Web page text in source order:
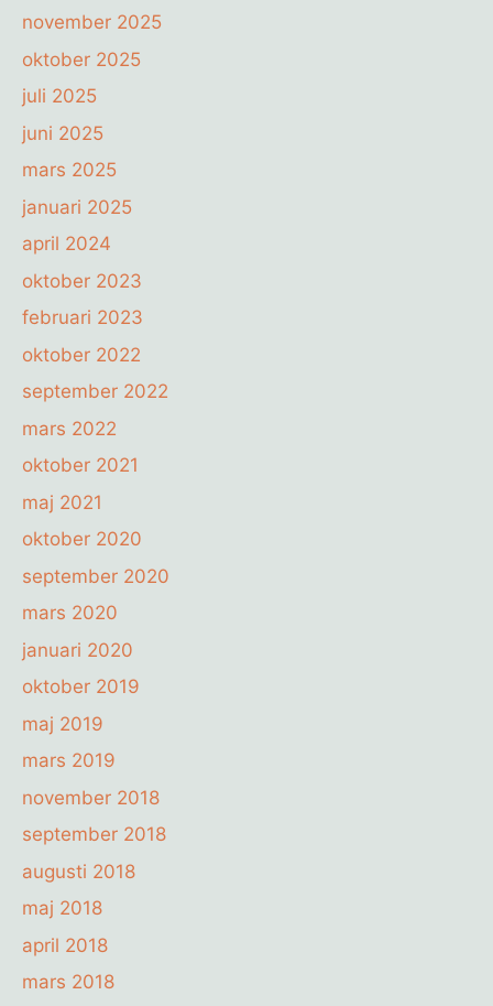
november 2025
oktober 2025
juli 2025
juni 2025
mars 2025
januari 2025
april 2024
oktober 2023
februari 2023
oktober 2022
september 2022
mars 2022
oktober 2021
maj 2021
oktober 2020
september 2020
mars 2020
januari 2020
oktober 2019
maj 2019
mars 2019
november 2018
september 2018
augusti 2018
maj 2018
april 2018
mars 2018